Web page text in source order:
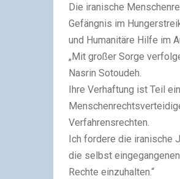
Die iranische
Gefängnis im
und Humanitäre Hilfe im
„Mit großer Sorge
Nasrin Sotoudeh.
Ihre Verhaftung ist Teil
Verfahrensrechten.
Ich fordere die iranische
die selbst
Rechte einzuhalten.“